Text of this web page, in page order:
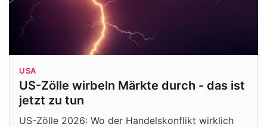
USA
US-Zölle wirbeln Märkte durch - das ist
jetzt zu tun
US-Zölle 2026: Wo der Handelskonflikt wirklich